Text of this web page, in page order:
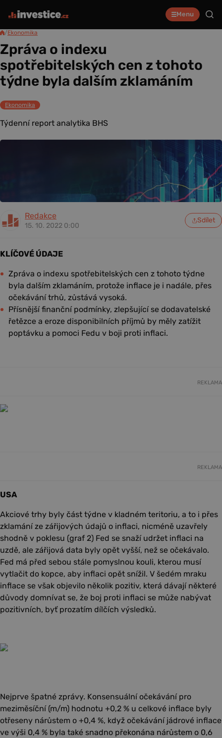
Menu
/Ekonomika
Zpráva o indexu
spotřebitelských cen z tohoto
týdne byla dalším zklamáním
Ekonomika
Týdenní report analytika BHS
Redakce
15. 10. 2022 0:00
Sdílet
KLÍČOVÉ ÚDAJE
Zpráva o indexu spotřebitelských cen z tohoto týdne
byla dalším zklamáním, protože inflace je i nadále, přes
očekávání trhů, zůstává vysoká.
Přísnější finanční podmínky, zlepšující se dodavatelské
řetězce a eroze disponibilních příjmů by měly zatížit
poptávku a pomoci Fedu v boji proti inflaci.
REKLAMA
REKLAMA
USA
Akciové trhy byly část týdne v kladném teritoriu, a to i přes
zklamání ze zářijových údajů o inflaci, nicméně uzavřely
shodně v poklesu (graf 2) Fed se snaží udržet inflaci na
uzdě, ale zářijová data byly opět vyšší, než se očekávalo.
Fed má před sebou stále pomyslnou kouli, kterou musí
vytlačit do kopce, aby inflaci opět snížil. V šedém mraku
inflace se však objevilo několik pozitiv, která dávají některé
důvody domnívat se, že boj proti inflaci se může nabývat
pozitivních, byť prozatím dílčích výsledků.
Nejprve špatné zprávy. Konsensuální očekávání pro
meziměsíční (m/m) hodnotu +0,2 % u celkové inflace byly
otřeseny nárůstem o +0,4 %, když očekávání jádrové inflace
ve výši 0,4 % byla také snadno překonána nárůstem o 0,6